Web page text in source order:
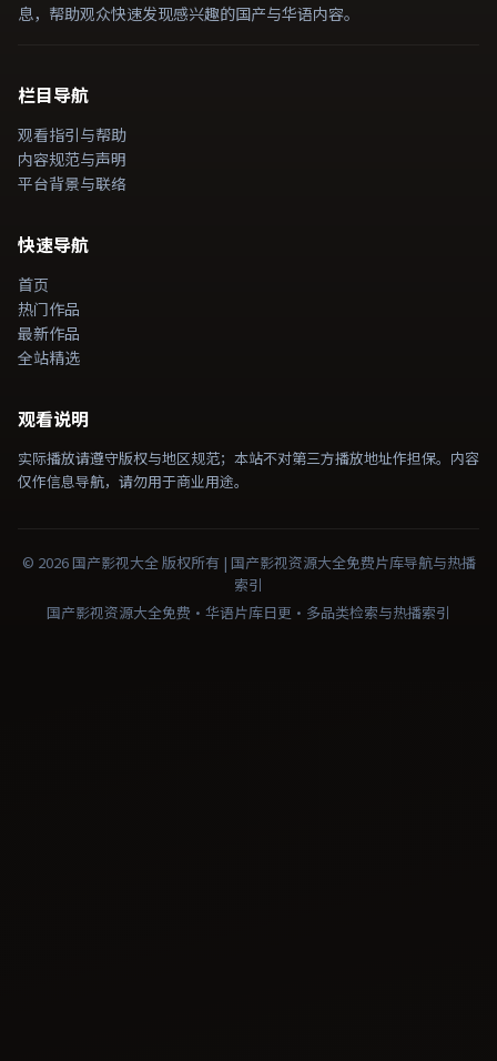
息，帮助观众快速发现感兴趣的国产与华语内容。
栏目导航
观看指引与帮助
内容规范与声明
平台背景与联络
快速导航
首页
热门作品
最新作品
全站精选
观看说明
实际播放请遵守版权与地区规范；本站不对第三方播放地址作担保。内容
仅作信息导航，请勿用于商业用途。
© 2026 国产影视大全版权所有 | 国产影视资源大全免费片库导航与热播
索引
国产影视资源大全免费·华语片库日更·多品类检索与热播索引